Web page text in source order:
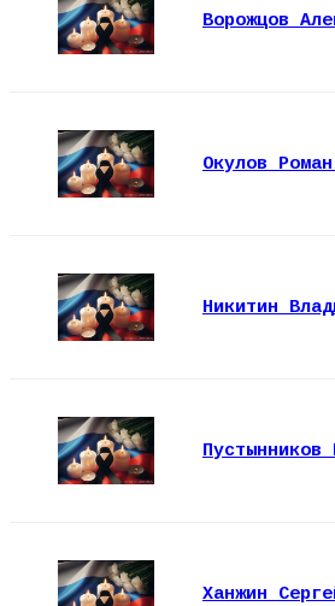
Ворожцов
Окулов
Никитин
Пустынников
Ханжин